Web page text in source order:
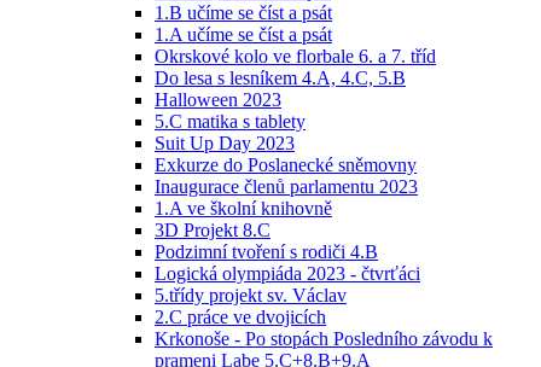
1.B učíme se číst a psát
1.A učíme se číst a psát
Okrskové kolo ve florbale 6. a 7. tříd
Do lesa s lesníkem 4.A, 4.C, 5.B
Halloween 2023
5.C matika s tablety
Suit Up Day 2023
Exkurze do Poslanecké sněmovny
Inaugurace členů parlamentu 2023
1.A ve školní knihovně
3D Projekt 8.C
Podzimní tvoření s rodiči 4.B
Logická olympiáda 2023 - čtvrťáci
5.třídy projekt sv. Václav
2.C práce ve dvojicích
Krkonoše - Po stopách Posledního závodu k
prameni Labe 5.C+8.B+9.A